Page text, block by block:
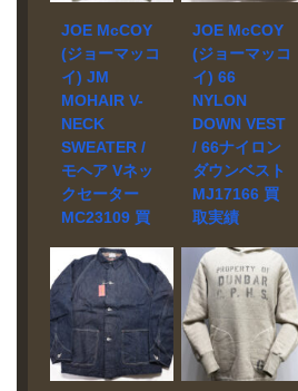
JOE McCOY
(ジョーマッコ
イ) JM
MOHAIR V-
NECK
SWEATER /
モヘア Vネッ
クセーター
MC23109 買
店頭買取にて
お売り頂きま
した。 ブラン
ド JOE
McCOY モデ
ル JM
JOE McCOY
(ジョーマッコ
イ) 66
NYLON
DOWN VEST
/ 66ナイロン
ダウンベスト
MJ17166 買
取実績
宅配買取にて
お売り頂きま
した。 ブラン
ド JOE
McCOY モデ
ル 66 NYLON
DOWN VEST /